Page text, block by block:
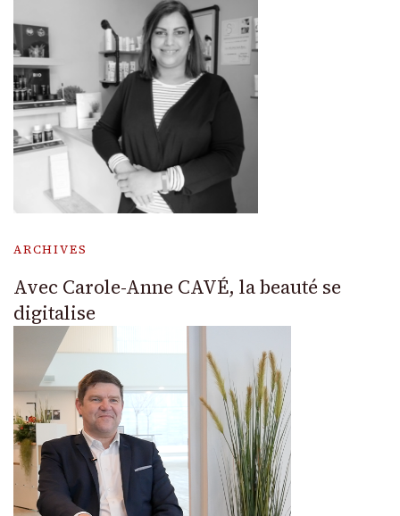
ARCHIVES
Avec Carole-Anne CAVÉ, la beauté se
digitalise